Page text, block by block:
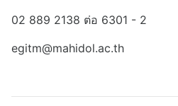
02 889 2138 ต่อ 6301 - 2
egitm@mahidol.ac.th